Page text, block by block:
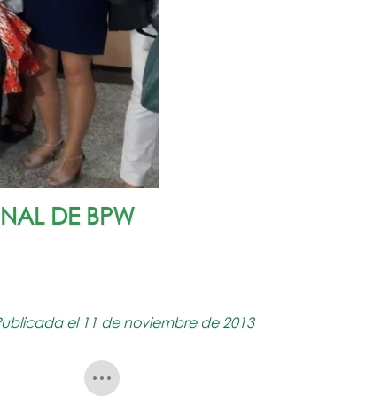
DE BPW
el 11 de noviembre de 2013